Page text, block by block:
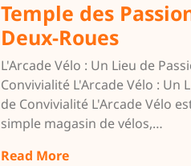
Temple des
Deux-Roues
L'Arcade Vélo : Un Lieu de
Convivialité L'Arcade Vélo : Un
de Convivialité L'Arcade Vélo
simple magasin de vélos,…
Read More